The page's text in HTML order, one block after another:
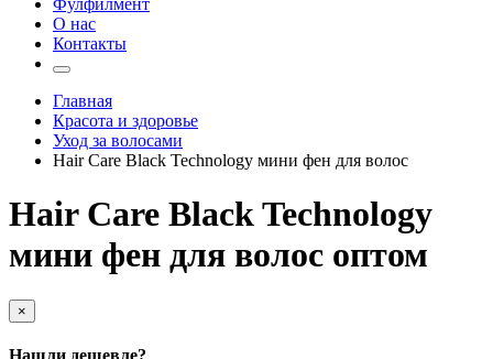
Фулфилмент
О нас
Контакты
Главная
Красота и здоровье
Уход за волосами
Hair Care Black Technology мини фен для волос
Hair Care Black Technology
мини фен для волос оптом
×